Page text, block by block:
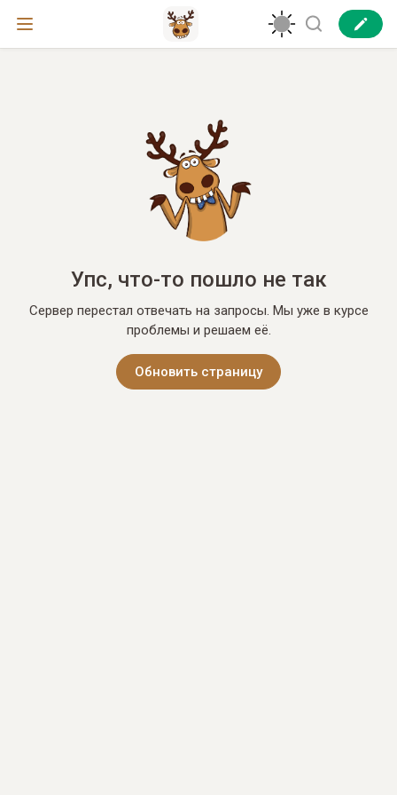
Упс, что-то пошло не так
Сервер перестал отвечать на запросы. Мы уже в курсе
проблемы и решаем её.
Обновить страницу